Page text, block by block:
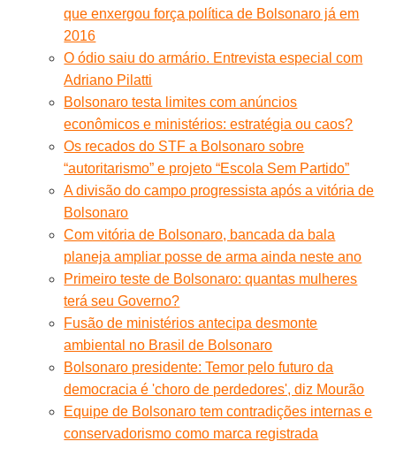
que enxergou força política de Bolsonaro já em
2016
O ódio saiu do armário. Entrevista especial com
Adriano Pilatti
Bolsonaro testa limites com anúncios
econômicos e ministérios: estratégia ou caos?
Os recados do STF a Bolsonaro sobre
“autoritarismo” e projeto “Escola Sem Partido”
A divisão do campo progressista após a vitória de
Bolsonaro
Com vitória de Bolsonaro, bancada da bala
planeja ampliar posse de arma ainda neste ano
Primeiro teste de Bolsonaro: quantas mulheres
terá seu Governo?
Fusão de ministérios antecipa desmonte
ambiental no Brasil de Bolsonaro
Bolsonaro presidente: Temor pelo futuro da
democracia é 'choro de perdedores', diz Mourão
Equipe de Bolsonaro tem contradições internas e
conservadorismo como marca registrada